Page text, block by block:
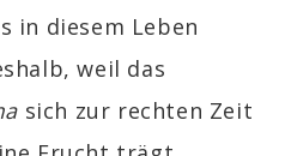
in diesem Leben
weil das
sich zur rechten Zeit